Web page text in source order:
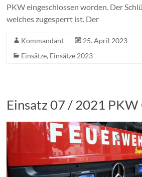
PKW eingeschlossen worden. Der
welches zugesperrt ist. Der
Kommandant
25. April 2023
Einsätze, Einsätze 2023
Einsatz 07 / 2021